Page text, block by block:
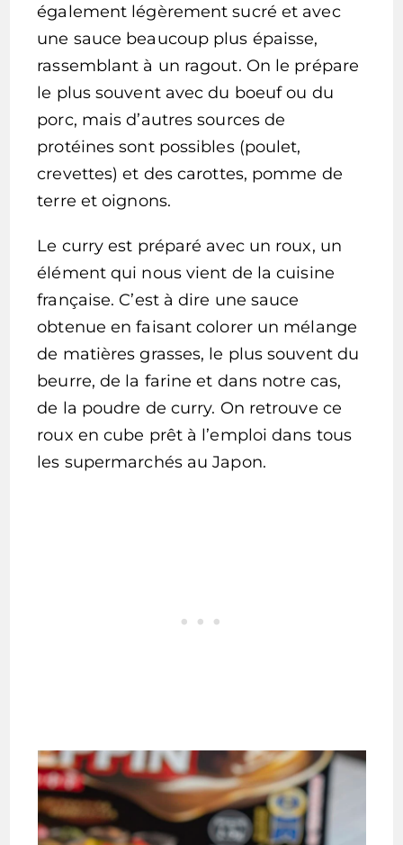
également légèrement sucré et avec
une sauce beaucoup plus épaisse,
rassemblant à un ragout. On le prépare
le plus souvent avec du boeuf ou du
porc, mais d’autres sources de
protéines sont possibles (poulet,
crevettes) et des carottes, pomme de
terre et oignons.
Le curry est préparé avec un roux, un
élément qui nous vient de la cuisine
française. C’est à dire une sauce
obtenue en faisant colorer un mélange
de matières grasses, le plus souvent du
beurre, de la farine et dans notre cas,
de la poudre de curry. On retrouve ce
roux en cube prêt à l’emploi dans tous
les supermarchés au Japon.